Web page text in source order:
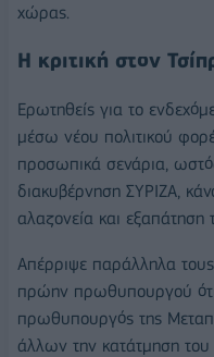
χώρας.
Η κριτική στον
Ερωτηθείς για το
μέσω νέου πολιτικού
προσωπικά σενάρια,
διακυβέρνηση ΣΥΡΙΖΑ,
αλαζονεία και εξαπάτηση
Απέρριψε παράλληλα
πρώην πρωθυπουργού ότι
πρωθυπουργός της
άλλων την κατάτμηση